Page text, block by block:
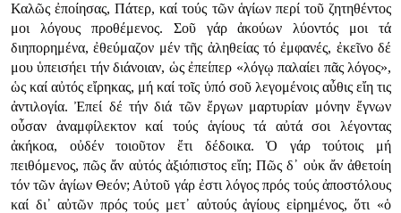
Καλῶς ἐποίησας, Πάτερ, καί τούς τῶν ἁγίων περί τοῦ ζητηθέντος
μοι λόγους προθέμενος. Σοῦ γάρ ἀκούων λύοντός μοι τά
διηπορημένα, ἐθεύμαζον μέν τῆς ἀληθείας τό ἐμφανές, ἐκεῖνο δέ
μου ὑπεισήει τήν διάνοιαν, ὡς ἐπείπερ «λόγῳ παλαίει πᾶς λόγος»,
ὡς καί αὐτός εἴρηκας, μή καί τοῖς ὑπό σοῦ λεγομένοις αὖθις εἴη τις
ἀντιλογία. Ἐπεί δέ τήν διά τῶν ἔργων μαρτυρίαν μόνην ἔγνων
οὖσαν ἀναμφίλεκτον καί τούς ἁγίους τά αὐτά σοι λέγοντας
ἀκήκοα, οὐδέν τοιοῦτον ἔτι δέδοικα. Ὁ γάρ τούτοις μή
πειθόμενος, πῶς ἄν αὐτός ἀξιόπιστος εἴη; Πῶς δ᾿ οὐκ ἄν ἀθετοίη
τόν τῶν ἁγίων Θεόν; Αὐτοῦ γάρ ἐστι λόγος πρός τούς ἀποστόλους
καί δι᾿ αὐτῶν πρός τούς μετ᾿ αὐτούς ἁγίους εἰρημένος, ὅτι «ὁ